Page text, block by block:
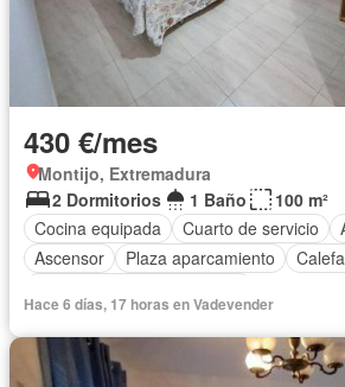
430 €/mes
Montijo, Extremadura
2 Dormitorios
1 Baño
100 m²
Cocina equipada
Cuarto de servicio
Ascensor
Plaza aparcamiento
Hace 6 días, 17 horas en Vadevender